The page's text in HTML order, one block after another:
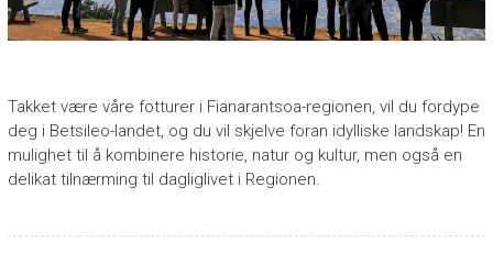
Takket være våre fotturer i Fianarantsoa-regionen, vil du fordype
deg i Betsileo-landet, og du vil skjelve foran idylliske landskap! En
mulighet til å kombinere historie, natur og kultur, men også en
delikat tilnærming til dagliglivet i Regionen.